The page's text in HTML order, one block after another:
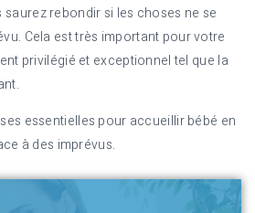
rebondir si les choses ne se
Cela est très important pour votre
privilégié et exceptionnel tel que la
essentielles pour accueillir bébé en
à des imprévus.